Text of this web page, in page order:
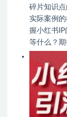
碎片知识
实际案例
握小红书
等什么？期